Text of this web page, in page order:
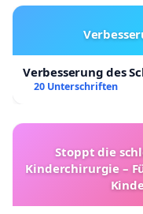
Verbesserung des
20 Unterschriften
Stoppt die
Kinderchirurgie –